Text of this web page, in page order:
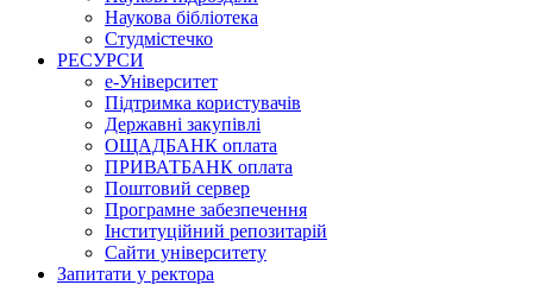
Наукова бібліотека
Студмістечко
РЕСУРСИ
е-Університет
Підтримка користувачів
Державні закупівлі
ОЩАДБАНК оплата
ПРИВАТБАНК оплата
Поштовий сервер
Програмне забезпечення
Інституційний репозитарій
Сайти університету
Запитати у ректора